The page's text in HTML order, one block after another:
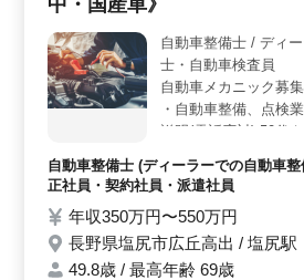
＜キャリアの発展と安心の福利厚
持つ方に最適な環境で、さらなるス
アの発展が期待できます。福利厚生
用・労災・健康・厚生などが充実し
長く働ける環境を提供しています。
自動車整備士 / ディーラーでの自動車整備
士・自動車検査員
自動車メカニック募
・自動車整備、点検
説明(電話応対) 50代
自動車整備士 (ディーラーでの自動車
正社員・契約社員・派遣社員
年収350万円〜550万円
長野県塩尻市広丘高出 / 塩尻駅
49.8歳 / 最高年齢 69歳